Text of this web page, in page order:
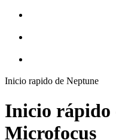
Inicio rapido de Neptune
Inicio rápido
Microfocus